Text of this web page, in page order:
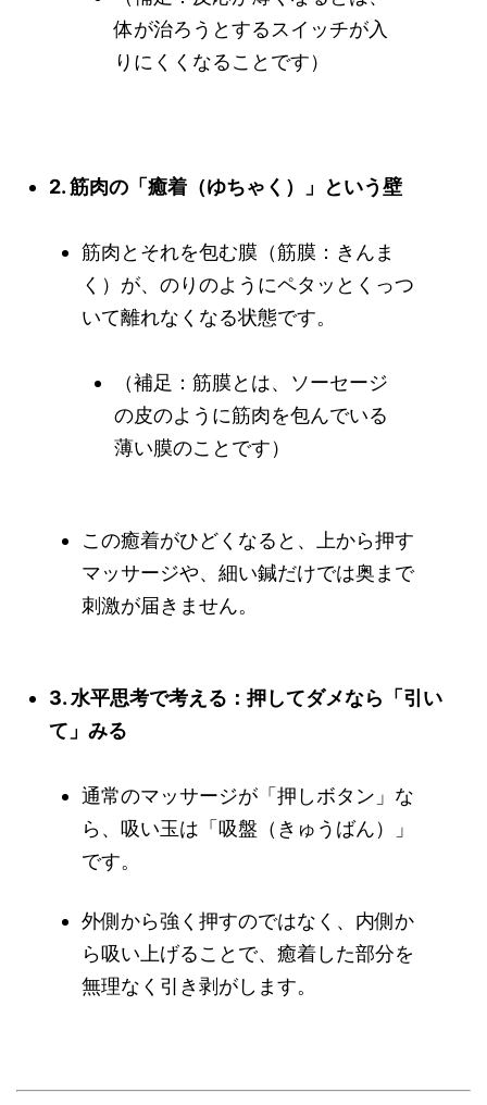
体が治ろうとするスイッチが入
りにくくなることです）
2. 筋肉の「癒着（ゆちゃく）」という壁
筋肉とそれを包む膜（筋膜：きんま
く）が、のりのようにペタッとくっつ
いて離れなくなる状態です。
（補足：筋膜とは、ソーセージ
の皮のように筋肉を包んでいる
薄い膜のことです）
この癒着がひどくなると、上から押す
マッサージや、細い鍼だけでは奥まで
刺激が届きません。
3. 水平思考で考える：押してダメなら「引い
て」みる
通常のマッサージが「押しボタン」な
ら、吸い玉は「吸盤（きゅうばん）」
です。
外側から強く押すのではなく、内側か
ら吸い上げることで、癒着した部分を
無理なく引き剥がします。